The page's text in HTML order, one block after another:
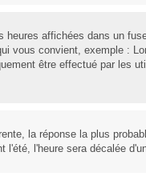
affichées dans un
vous convient, exemple :
être effectué par les
la réponse la plus
l'heure sera décalée